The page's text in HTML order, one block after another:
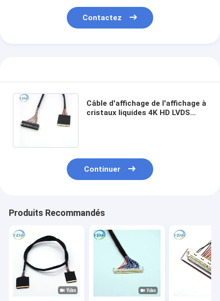
Contactez
Câble d'affichage de l'affichage à
cristaux liquides 4K HD LVDS
Continuer
Produits Recommandés